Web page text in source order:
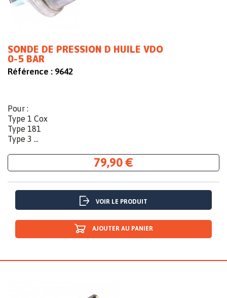
SONDE DE PRESSION D HUILE VDO
0-5 BAR
Référence : 9642
Pour :
Type 1 Cox
Type 181
Type 3 ...
79,90 €
VOIR LE PRODUIT
AJOUTER AU PANIER